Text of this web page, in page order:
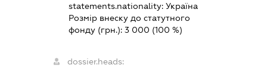
statements.nationality:Україна
Розмір внеску до статутного
фонду (грн.):3 000 (100 %)
dossier.heads: